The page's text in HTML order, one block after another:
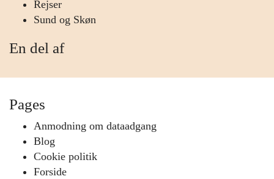
Rejser
Sund og Skøn
En del af
Pages
Anmodning om dataadgang
Blog
Cookie politik
Forside